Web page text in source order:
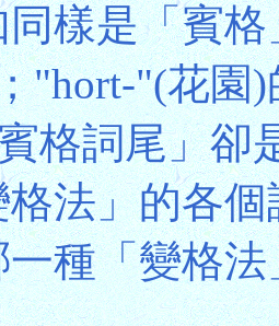
樣是「賓
"hort-"(花園
格詞尾」卻
法」的各
種「變格法